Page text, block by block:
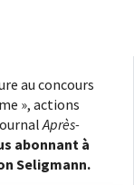
au concours
», actions
Après-
abonnant à
Seligmann.